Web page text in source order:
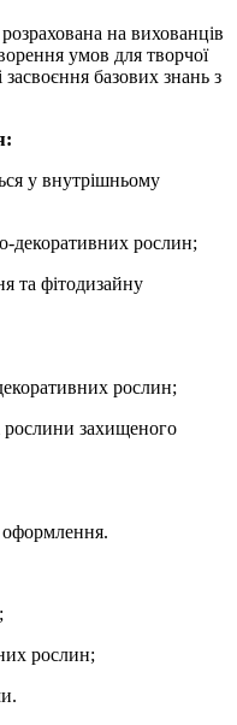
на вихованців
умов для творчої
засвоєння базових знань з
у внутрішньому
декоративних рослин;
та фітодизайну
рослин;
рослини захищеного
оформлення.
рослин;